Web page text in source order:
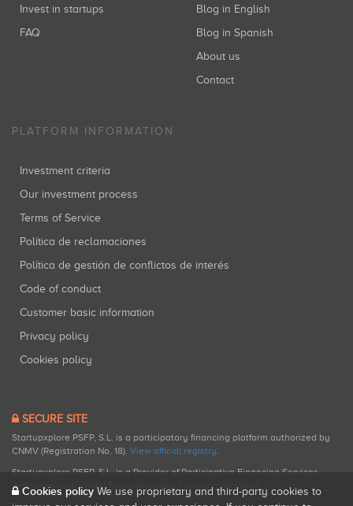
Invest in startups
FAQ
Blog in English
Blog in Spanish
About us
Contact
PLATFORM INFORMATION
Investment criteria
Our investment process
Terms of Service
Política de reclamaciones
Política de gestión de conflictos de interés
Code of conduct
Customer basic information
Privacy policy
Cookies policy
SECURE SITE
Startupxplore PSFP, S.L. is a participatory financing platform authorized by
CNMV (Registration No. 18). View official registry.
Startupxplore PSFP, S.L. is a Provider of Participative Financing Services
registered with CNMV for participatory financing activities.
Cookies policy We use proprietary and third-party cookies to